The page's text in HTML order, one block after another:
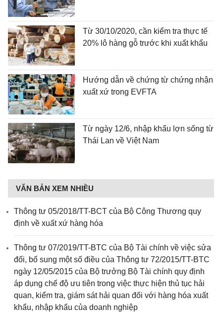
Từ 30/10/2020, cần kiểm tra thực tế
20% lô hàng gỗ trước khi xuất khẩu
Hướng dẫn về chứng từ chứng nhận
xuất xứ trong EVFTA
Từ ngày 12/6, nhập khẩu lợn sống từ
Thái Lan về Việt Nam
VĂN BẢN XEM NHIỀU
Thông tư 05/2018/TT-BCT của Bộ Công Thương quy
định về xuất xứ hàng hóa
Thông tư 07/2019/TT-BTC của Bộ Tài chính về việc sửa
đổi, bổ sung một số điều của Thông tư 72/2015/TT-BTC
ngày 12/05/2015 của Bộ trưởng Bộ Tài chính quy định
áp dụng chế độ ưu tiên trong việc thực hiện thủ tục hải
quan, kiểm tra, giám sát hải quan đối với hàng hóa xuất
khẩu, nhập khẩu của doanh nghiệp